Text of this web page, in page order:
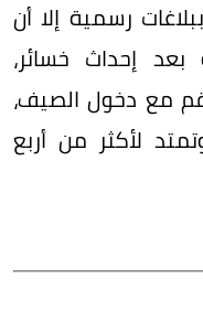
رسمية إلا أن
إحداث خسائر،
مع دخول الصيف،
لأكثر من أربع